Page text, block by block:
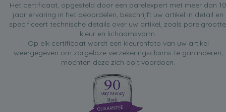
Het certificaat, opgesteld door een parelexpert met meer dan 10
jaar ervaring in het beoordelen, beschrijft uw artikel in detail en
specificeert technische details over uw artikel, zoals
kleur en lichaamsvorm.
Op elk certificaat wordt een kleurenfoto van uw artikel
weergegeven om zorgeloze verzekeringsclaims te garanderen,
mochten deze zich ooit voordoen.